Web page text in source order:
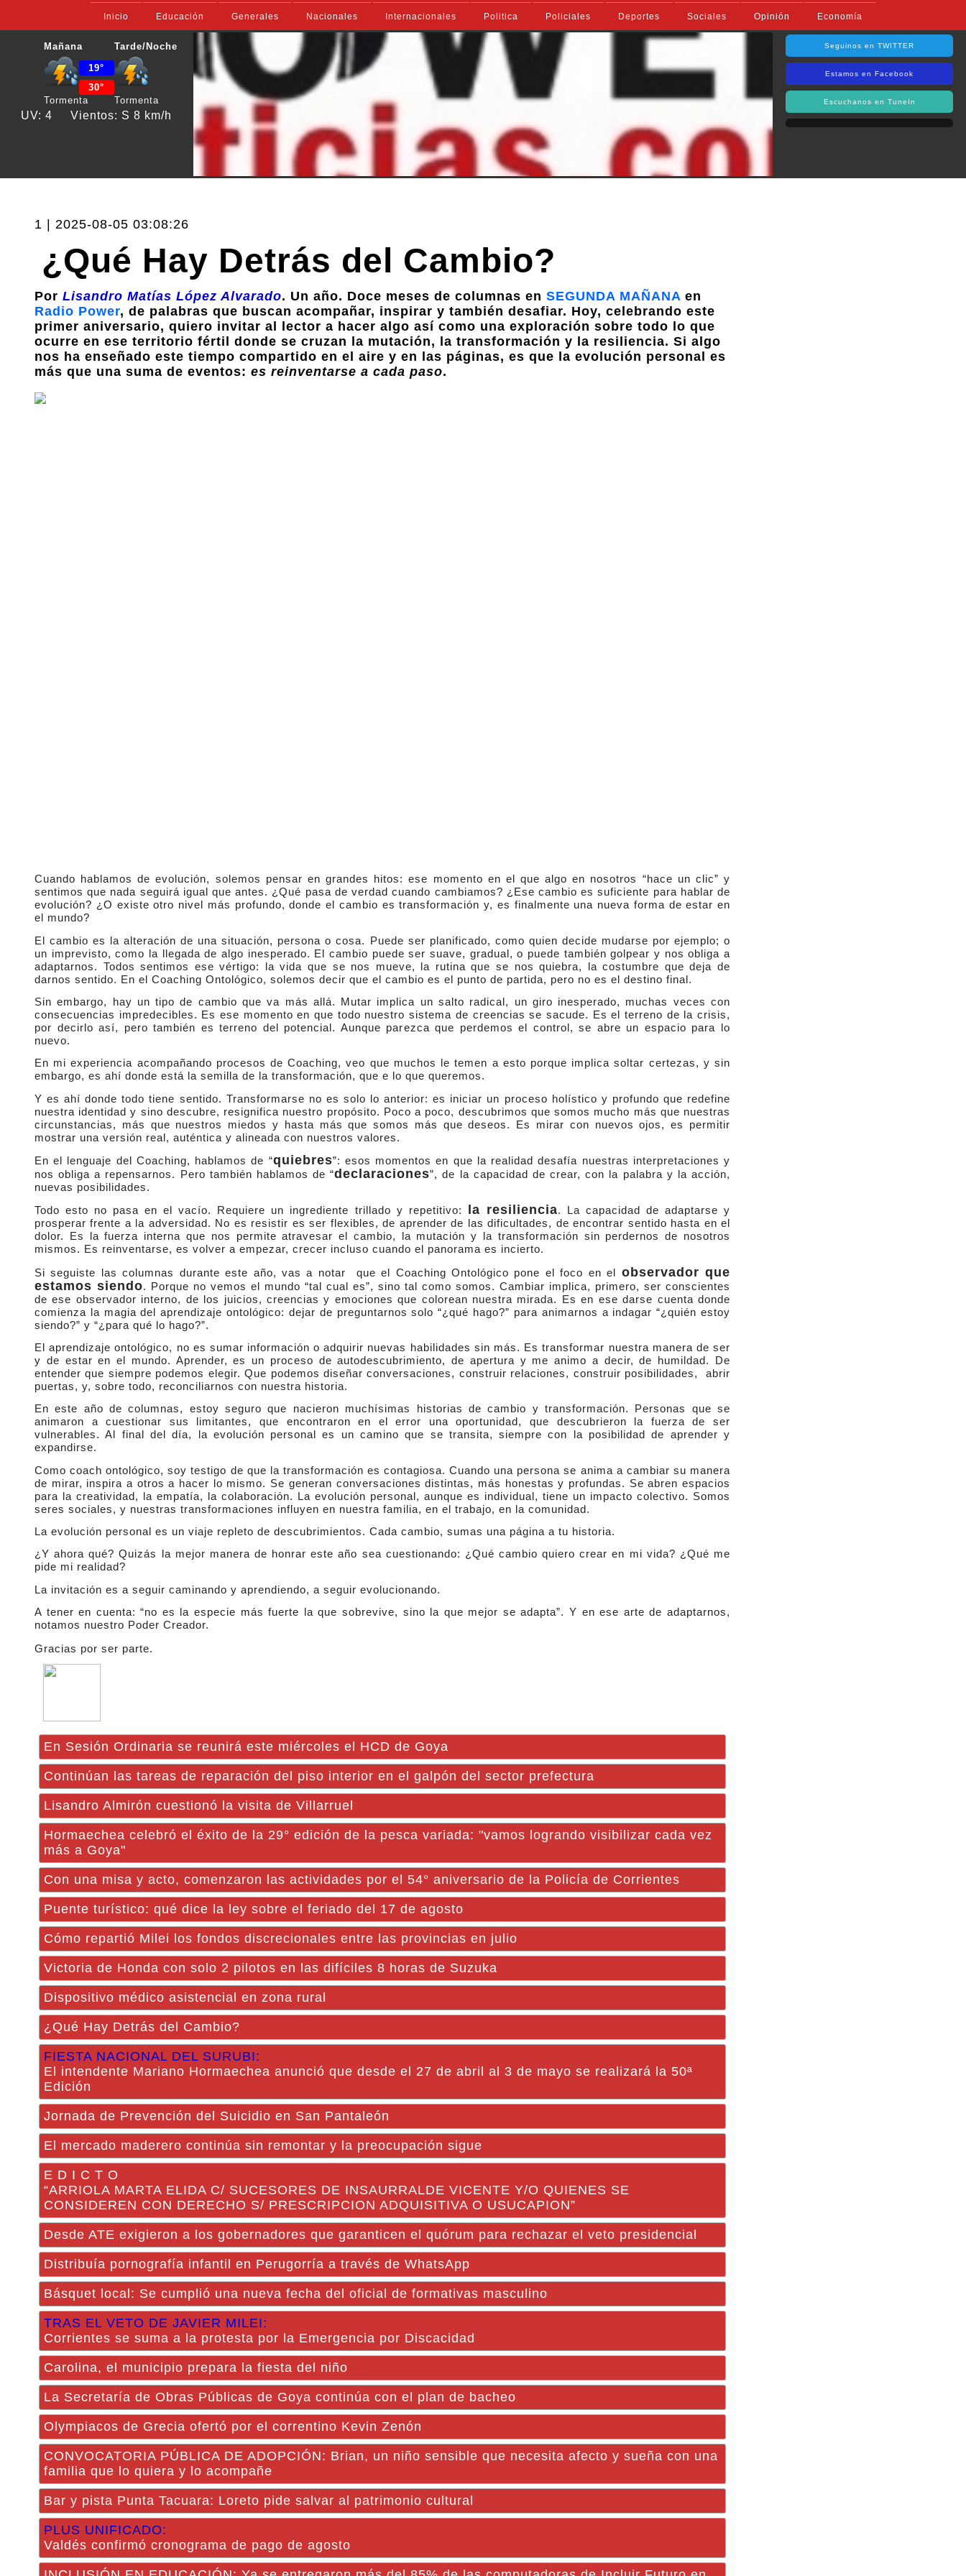
Inicio Educación Generales Nacionales Internacionales Politica Policiales Deportes Sociales Opinión Economía
Mañana
Tormenta
19°
30°
Tarde/Noche
Tormenta
UV: 4 Vientos: S 8 km/h
Seguinos en TWITTER
Estamos en Facebook
Escuchanos en TuneIn
1 | 2025-08-05 03:08:26
¿Qué Hay Detrás del Cambio?
Por Lisandro Matías López Alvarado. Un año. Doce meses de columnas en SEGUNDA MAÑANA en
Radio Power, de palabras que buscan acompañar, inspirar y también desafiar. Hoy, celebrando este
primer aniversario, quiero invitar al lector a hacer algo así como una exploración sobre todo lo que
ocurre en ese territorio fértil donde se cruzan la mutación, la transformación y la resiliencia. Si algo
nos ha enseñado este tiempo compartido en el aire y en las páginas, es que la evolución personal es
más que una suma de eventos: es reinventarse a cada paso.
Cuando hablamos de evolución, solemos pensar en grandes hitos: ese momento en el que algo en nosotros “hace un clic” y
sentimos que nada seguirá igual que antes. ¿Qué pasa de verdad cuando cambiamos? ¿Ese cambio es suficiente para hablar de
evolución? ¿O existe otro nivel más profundo, donde el cambio es transformación y, es finalmente una nueva forma de estar en
el mundo?
El cambio es la alteración de una situación, persona o cosa. Puede ser planificado, como quien decide mudarse por ejemplo; o
un imprevisto, como la llegada de algo inesperado. El cambio puede ser suave, gradual, o puede también golpear y nos obliga a
adaptarnos. Todos sentimos ese vértigo: la vida que se nos mueve, la rutina que se nos quiebra, la costumbre que deja de
darnos sentido. En el Coaching Ontológico, solemos decir que el cambio es el punto de partida, pero no es el destino final.
Sin embargo, hay un tipo de cambio que va más allá. Mutar implica un salto radical, un giro inesperado, muchas veces con
consecuencias impredecibles. Es ese momento en que todo nuestro sistema de creencias se sacude. Es el terreno de la crisis,
por decirlo así, pero también es terreno del potencial. Aunque parezca que perdemos el control, se abre un espacio para lo
nuevo.
En mi experiencia acompañando procesos de Coaching, veo que muchos le temen a esto porque implica soltar certezas, y sin
embargo, es ahí donde está la semilla de la transformación, que e lo que queremos.
Y es ahí donde todo tiene sentido. Transformarse no es solo lo anterior: es iniciar un proceso holístico y profundo que redefine
nuestra identidad y sino descubre, resignifica nuestro propósito. Poco a poco, descubrimos que somos mucho más que nuestras
circunstancias, más que nuestros miedos y hasta más que somos más que deseos. Es mirar con nuevos ojos, es permitir
mostrar una versión real, auténtica y alineada con nuestros valores.
En el lenguaje del Coaching, hablamos de “quiebres”: esos momentos en que la realidad desafía nuestras interpretaciones y
nos obliga a repensarnos. Pero también hablamos de “declaraciones”, de la capacidad de crear, con la palabra y la acción,
nuevas posibilidades.
Todo esto no pasa en el vacío. Requiere un ingrediente trillado y repetitivo: la resiliencia. La capacidad de adaptarse y
prosperar frente a la adversidad. No es resistir es ser flexibles, de aprender de las dificultades, de encontrar sentido hasta en el
dolor. Es la fuerza interna que nos permite atravesar el cambio, la mutación y la transformación sin perdernos de nosotros
mismos. Es reinventarse, es volver a empezar, crecer incluso cuando el panorama es incierto.
Si seguiste las columnas durante este año, vas a notar que el Coaching Ontológico pone el foco en el observador que
estamos siendo. Porque no vemos el mundo “tal cual es”, sino tal como somos. Cambiar implica, primero, ser conscientes
de ese observador interno, de los juicios, creencias y emociones que colorean nuestra mirada. Es en ese darse cuenta donde
comienza la magia del aprendizaje ontológico: dejar de preguntarnos solo “¿qué hago?” para animarnos a indagar “¿quién estoy
siendo?” y “¿para qué lo hago?”.
El aprendizaje ontológico, no es sumar información o adquirir nuevas habilidades sin más. Es transformar nuestra manera de ser
y de estar en el mundo. Aprender, es un proceso de autodescubrimiento, de apertura y me animo a decir, de humildad. De
entender que siempre podemos elegir. Que podemos diseñar conversaciones, construir relaciones, construir posibilidades, abrir
puertas, y, sobre todo, reconciliarnos con nuestra historia.
En este año de columnas, estoy seguro que nacieron muchísimas historias de cambio y transformación. Personas que se
animaron a cuestionar sus limitantes, que encontraron en el error una oportunidad, que descubrieron la fuerza de ser
vulnerables. Al final del día, la evolución personal es un camino que se transita, siempre con la posibilidad de aprender y
expandirse.
Como coach ontológico, soy testigo de que la transformación es contagiosa. Cuando una persona se anima a cambiar su manera
de mirar, inspira a otros a hacer lo mismo. Se generan conversaciones distintas, más honestas y profundas. Se abren espacios
para la creatividad, la empatía, la colaboración. La evolución personal, aunque es individual, tiene un impacto colectivo. Somos
seres sociales, y nuestras transformaciones influyen en nuestra familia, en el trabajo, en la comunidad.
La evolución personal es un viaje repleto de descubrimientos. Cada cambio, sumas una página a tu historia.
¿Y ahora qué? Quizás la mejor manera de honrar este año sea cuestionando: ¿Qué cambio quiero crear en mi vida? ¿Qué me
pide mi realidad?
La invitación es a seguir caminando y aprendiendo, a seguir evolucionando.
A tener en cuenta: “no es la especie más fuerte la que sobrevive, sino la que mejor se adapta”. Y en ese arte de adaptarnos,
notamos nuestro Poder Creador.
Gracias por ser parte.
En Sesión Ordinaria se reunirá este miércoles el HCD de Goya
Continúan las tareas de reparación del piso interior en el galpón del sector prefectura
Lisandro Almirón cuestionó la visita de Villarruel
Hormaechea celebró el éxito de la 29° edición de la pesca variada: "vamos logrando visibilizar cada vez
más a Goya"
Con una misa y acto, comenzaron las actividades por el 54° aniversario de la Policía de Corrientes
Puente turístico: qué dice la ley sobre el feriado del 17 de agosto
Cómo repartió Milei los fondos discrecionales entre las provincias en julio
Victoria de Honda con solo 2 pilotos en las difíciles 8 horas de Suzuka
Dispositivo médico asistencial en zona rural
¿Qué Hay Detrás del Cambio?
FIESTA NACIONAL DEL SURUBI:
El intendente Mariano Hormaechea anunció que desde el 27 de abril al 3 de mayo se realizará la 50ª
Edición
Jornada de Prevención del Suicidio en San Pantaleón
El mercado maderero continúa sin remontar y la preocupación sigue
E D I C T O
“ARRIOLA MARTA ELIDA C/ SUCESORES DE INSAURRALDE VICENTE Y/O QUIENES SE
CONSIDEREN CON DERECHO S/ PRESCRIPCION ADQUISITIVA O USUCAPION”
Desde ATE exigieron a los gobernadores que garanticen el quórum para rechazar el veto presidencial
Distribuía pornografía infantil en Perugorría a través de WhatsApp
Básquet local: Se cumplió una nueva fecha del oficial de formativas masculino
TRAS EL VETO DE JAVIER MILEI:
Corrientes se suma a la protesta por la Emergencia por Discacidad
Carolina, el municipio prepara la fiesta del niño
La Secretaría de Obras Públicas de Goya continúa con el plan de bacheo
Olympiacos de Grecia ofertó por el correntino Kevin Zenón
CONVOCATORIA PÚBLICA DE ADOPCIÓN: Brian, un niño sensible que necesita afecto y sueña con una
familia que lo quiera y lo acompañe
Bar y pista Punta Tacuara: Loreto pide salvar al patrimonio cultural
PLUS UNIFICADO:
Valdés confirmó cronograma de pago de agosto